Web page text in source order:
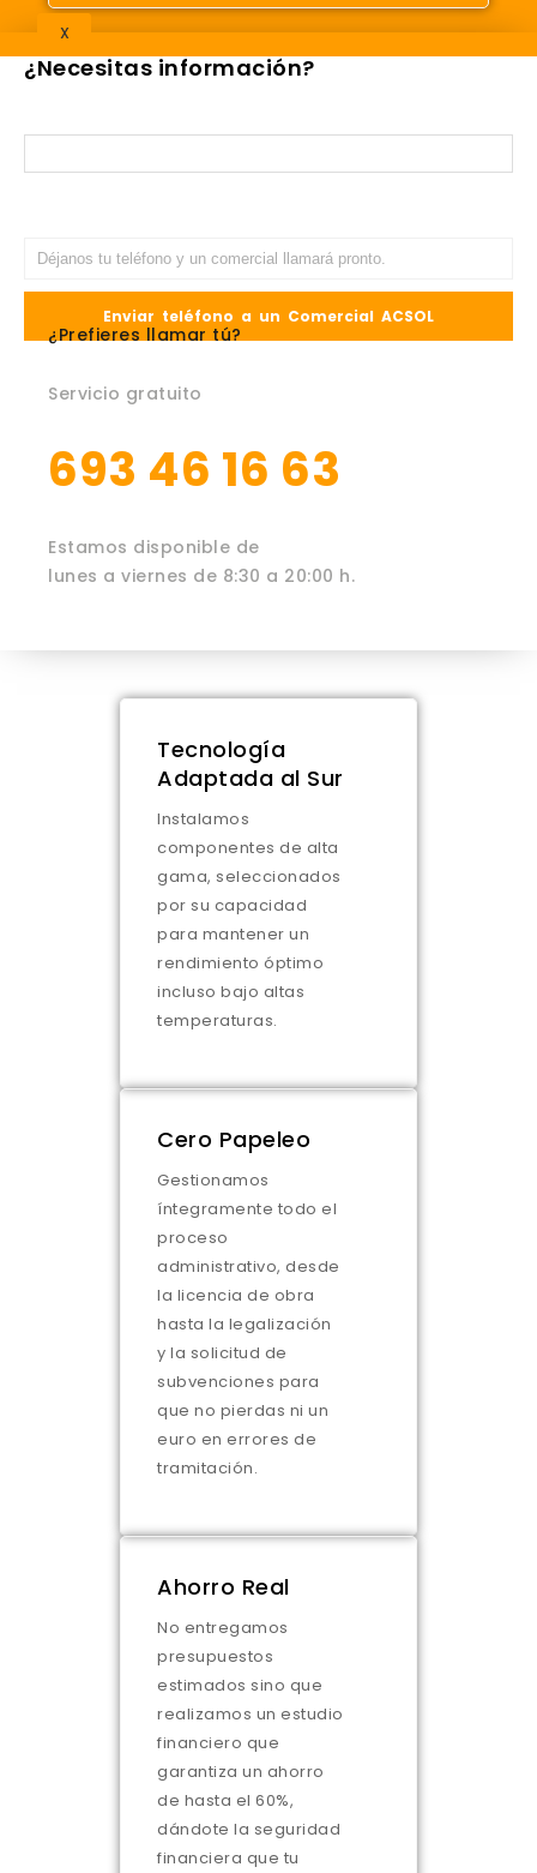
X
¿Necesitas información?
¿Prefieres llamar tú?
Servicio gratuito
693 46 16 63
Estamos disponible de
lunes a viernes de 8:30 a 20:00 h.
Tecnología
Adaptada al Sur
Instalamos
componentes de alta
gama, seleccionados
por su capacidad
para mantener un
rendimiento óptimo
incluso bajo altas
temperaturas.
Cero Papeleo
Gestionamos
íntegramente todo el
proceso
administrativo, desde
la licencia de obra
hasta la legalización
y la solicitud de
subvenciones para
que no pierdas ni un
euro en errores de
tramitación.
Ahorro Real
No entregamos
presupuestos
estimados sino que
realizamos un estudio
financiero que
garantiza un ahorro
de hasta el 60%,
dándote la seguridad
financiera que tu